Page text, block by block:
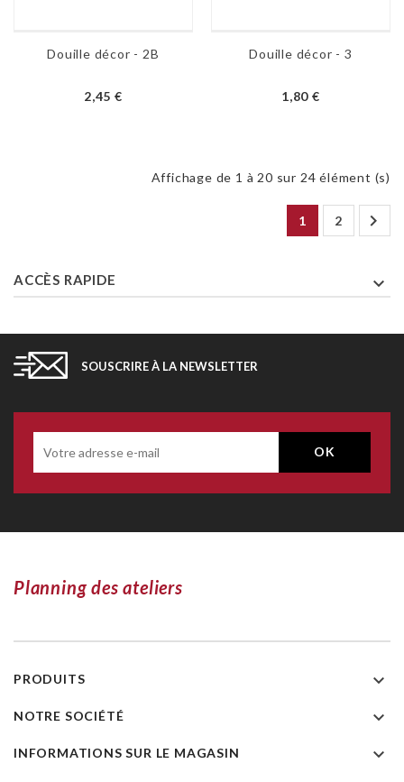
Douille décor - 2B
2,45 €
Douille décor - 3
1,80 €
Affichage de 1 à 20 sur 24 élément (s)
1 2 
ACCÈS RAPIDE 
SOUSCRIRE À LA NEWSLETTER
Planning des ateliers
PRODUITS 
NOTRE SOCIÉTÉ 
INFORMATIONS SUR LE MAGASIN 